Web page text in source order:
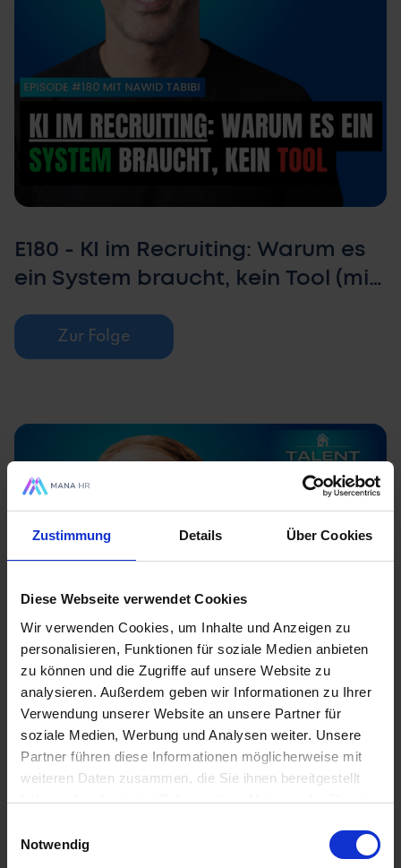
Zustimmung Details Über Cookies
Diese Webseite verwendet Cookies
Wir verwenden Cookies, um Inhalte und Anzeigen zu
personalisieren, Funktionen für soziale Medien anbieten
zu können und die Zugriffe auf unsere Website zu
analysieren. Außerdem geben wir Informationen zu Ihrer
Verwendung unserer Website an unsere Partner für
soziale Medien, Werbung und Analysen weiter. Unsere
Partner führen diese Informationen möglicherweise mit
weiteren Daten zusammen, die Sie ihnen bereitgestellt
haben oder die sie im Rahmen Ihrer Nutzung der Dienste
Notwendig
E180 - KI im Recruiting: Warum es
ein System braucht, kein Tool (mit
Zur Folge
E179 - Datennative